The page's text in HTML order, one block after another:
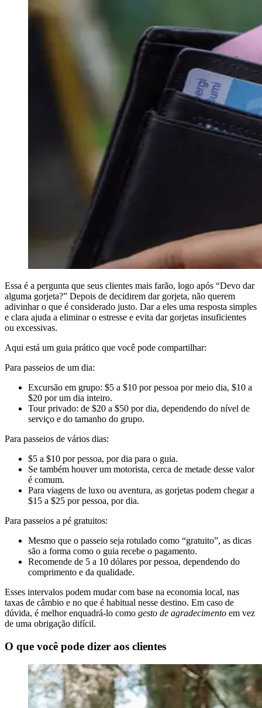
Essa é a pergunta que seus clientes mais farão, logo após “Devo dar
alguma gorjeta?” Depois de decidirem dar gorjeta, não querem
adivinhar o que é considerado justo. Dar a eles uma resposta simples
e clara ajuda a eliminar o estresse e evita dar gorjetas insuficientes
ou excessivas.
Aqui está um guia prático que você pode compartilhar:
Para passeios de um dia:
Excursão em grupo: $5 a $10 por pessoa por meio dia, $10 a
$20 por um dia inteiro.
Tour privado: de $20 a $50 por dia, dependendo do nível de
serviço e do tamanho do grupo.
Para passeios de vários dias:
$5 a $10 por pessoa, por dia para o guia.
Se também houver um motorista, cerca de metade desse valor
é comum.
Para viagens de luxo ou aventura, as gorjetas podem chegar a
$15 a $25 por pessoa, por dia.
Para passeios a pé gratuitos:
Mesmo que o passeio seja rotulado como “gratuito”, as dicas
são a forma como o guia recebe o pagamento.
Recomende de 5 a 10 dólares por pessoa, dependendo do
comprimento e da qualidade.
Esses intervalos podem mudar com base na economia local, nas
taxas de câmbio e no que é habitual nesse destino. Em caso de
dúvida, é melhor enquadrá-lo como gesto de agradecimento em vez
de uma obrigação difícil.
O que você pode dizer aos clientes